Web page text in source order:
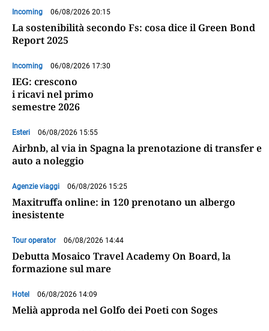
Incoming 06/08/2026 20:15
La sostenibilità secondo Fs: cosa dice il Green Bond
Report 2025
Incoming 06/08/2026 17:30
IEG: crescono
i ricavi nel primo
semestre 2026
Esteri 06/08/2026 15:55
Airbnb, al via in Spagna la prenotazione di transfer e
auto a noleggio
Agenzie viaggi 06/08/2026 15:25
Maxitruffa online: in 120 prenotano un albergo
inesistente
Tour operator 06/08/2026 14:44
Debutta Mosaico Travel Academy On Board, la
formazione sul mare
Hotel 06/08/2026 14:09
Melià approda nel Golfo dei Poeti con Soges